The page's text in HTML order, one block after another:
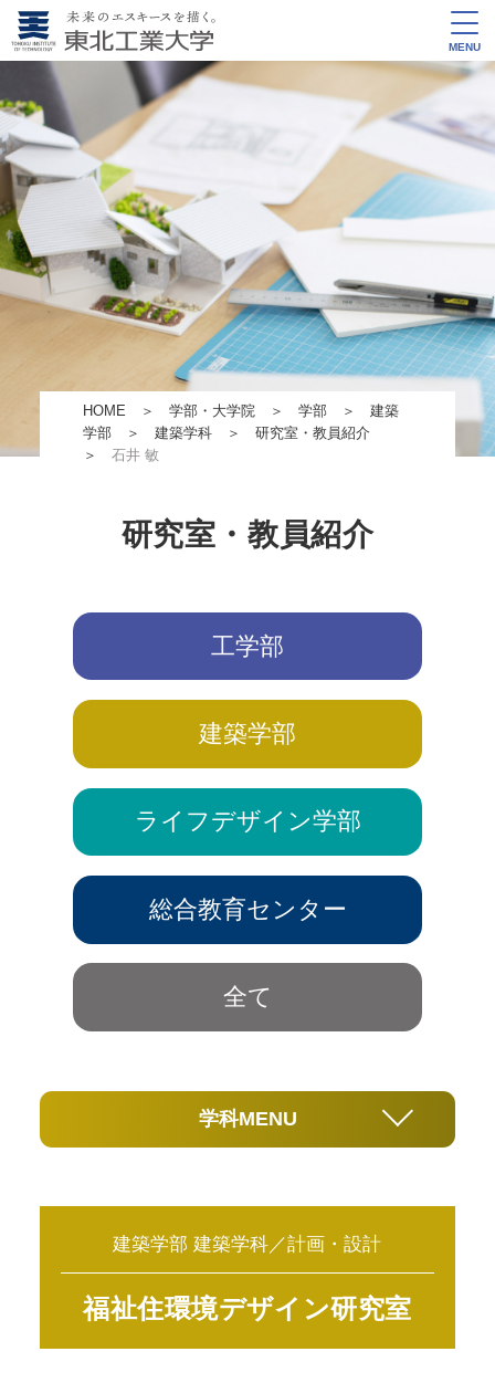
MENU
HOME ＞ 学部・大学院＞ 学部＞ 建築
学部＞ 建築学科＞ 研究室・教員紹介
＞ 石井 敏
研究室・教員紹介
工学部
建築学部
ライフデザイン学部
総合教育センター
全て
学科MENU
建築学部 建築学科／計画・設計
福祉住環境デザイン研究室